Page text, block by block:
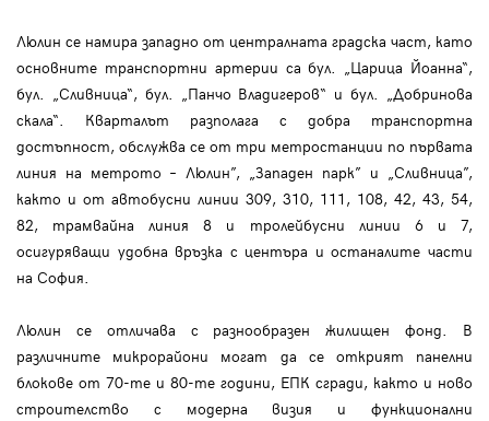
Люлин се намира западно от централната градска част, като
основните транспортни артерии са бул. „Царица Йоанна“,
бул. „Сливница“, бул. „Панчо Владигеров“ и бул. „Добринова
скала“. Кварталът разполага с добра транспортна
достъпност, обслужва се от три метростанции по първата
линия на метрото – Люлин”, „Западен парк” и „Сливница”,
както и от автобусни линии 309, 310, 111, 108, 42, 43, 54,
82, трамвайна линия 8 и тролейбусни линии 6 и 7,
осигуряващи удобна връзка с центъра и останалите части
на София.
Люлин се отличава с разнообразен жилищен фонд. В
различните микрорайони могат да се открият панелни
блокове от 70-те и 80-те години, ЕПК сгради, както и ново
строителство с модерна визия и функционални